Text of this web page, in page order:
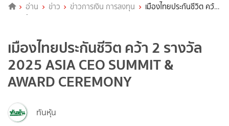
อ่าน ข่าว ข่าวการเงิน การลงทุน
เมืองไทยประกันชีวิต คว้า
2 รางวัล 2025 ASIA CEO SUMMIT & AWARD CEREMONY
เมืองไทยประกันชีวิต คว้า 2 รางวัล
2025 ASIA CEO SUMMIT &
AWARD CEREMONY
ทันหุ้น